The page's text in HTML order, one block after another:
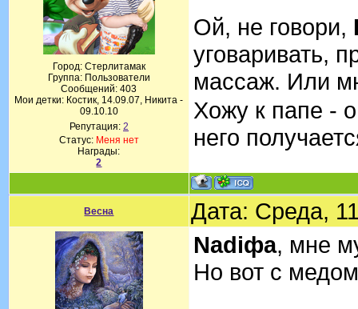
Город: Стерлитамак
Группа: Пользователи
Сообщений:403
Мои детки: Костик, 14.09.07, Никита -
09.10.10
Репутация: 2
Статус: Меня нет
Награды:
2
Ой, не говори,
уговаривать,
массаж. Или
Хожу к папе -
него
Весна Дата: Среда,
Nadiфа, мне
Но вот с